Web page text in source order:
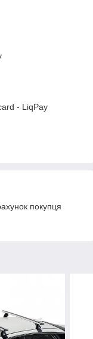
- LiqPay
покупця